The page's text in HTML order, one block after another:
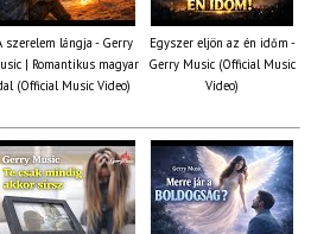
szerelem lángja - Gerry
| Romantikus magyar
(Official Music Video)
Egyszer eljön az én időm -
Gerry Music (Official Music
Video)